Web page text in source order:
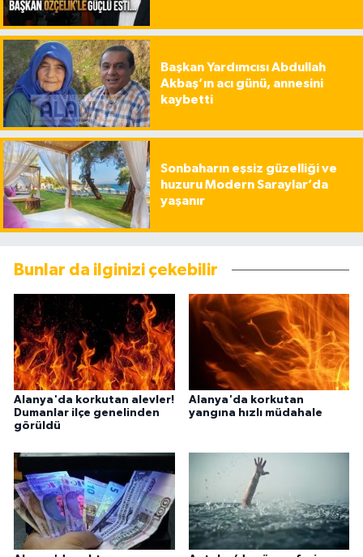
Başkan Yardımcısı Abdullah
Akbaş’ın acı günü, annesini
kaybetti
Sonbaharın eşsiz güzelliği ve
huzuru Modern Saraylar’da
yaşanır
Bunlar da ilginizi çekebilir
Alanya'da korkutan alevler!
Dumanlar ilçe genelinden
görüldü
Alanya'da korkutan
yangına hızlı müdahale